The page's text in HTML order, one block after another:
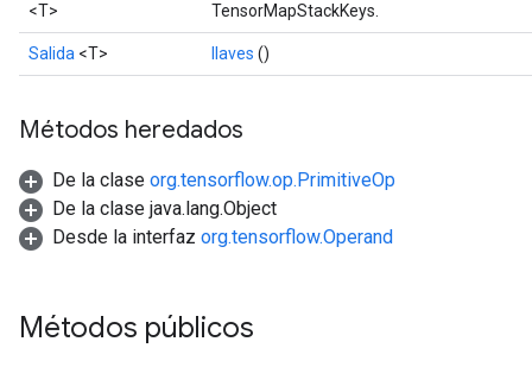
<T>
TensorMapStackKeys.
Salida <T> llaves ()
Métodos heredados
De la clase org.tensorflow.op.PrimitiveOp
De la clase java.lang.Object
Desde la interfaz org.tensorflow.Operand
Métodos públicos